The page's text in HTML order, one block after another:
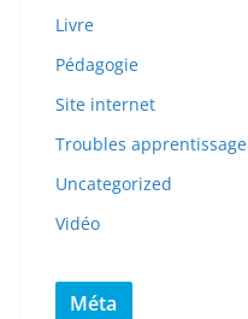
Livre
Pédagogie
Site internet
Troubles apprentissage
Uncategorized
Vidéo
Méta